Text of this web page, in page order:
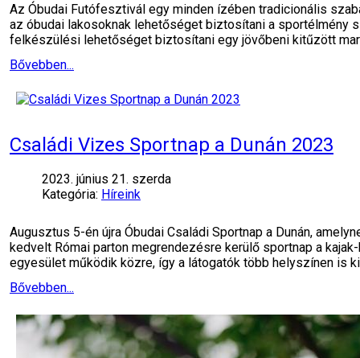
Az Óbudai Futófesztivál egy minden ízében tradicionális
az óbudai lakosoknak lehetőséget biztosítani a sportélmény
felkészülési lehetőséget biztosítani egy jövőbeni kitűzött
Bővebben...
Családi Vizes Sportnap a Dunán 2023
2023. június 21. szerda
Kategória: Híreink
Augusztus 5-én újra Óbudai Családi Sportnap a Dunán,
kedvelt Római parton megrendezésre kerülő sportnap a
egyesület működik közre, így a látogatók több helyszínen is
Bővebben...